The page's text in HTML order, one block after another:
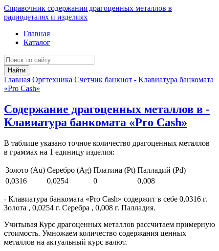
Справочник содержания драгоценных металлов в
радиодеталях и изделиях
Главная
Каталог
Найти
Главная Оргтехника Счетчик банкнот - Клавиатура банкомата
«Pro Cash»
Содержание драгоценных металлов в -
Клавиатура банкомата «Pro Cash»
В таблице указано точное количество драгоценных металлов
в граммах на 1 единицу изделия:
Золото (Au) Серебро (Ag) Платина (Pt) Палладий (Pd)
0,0316
0,0254 0 0,008
- Клавиатура банкомата «Pro Cash» содержит в себе 0,0316 г.
Золота , 0,0254 г. Серебра , 0,008 г. Палладия.
Учитывая Курс драгоценных металлов рассчитаем примерную
стоимость. Умножаем количество содержания ценных
металлов на актуальный курс валют.